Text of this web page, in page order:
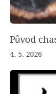
Původ
4. 5. 2026